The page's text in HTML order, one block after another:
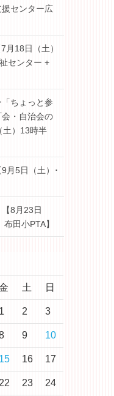
援センター広
月18日（土）
センター +
ちょっと参
・自治会の
土）13時半
月5日（土）･
8月23日
田小PTA】
土 日
1 2 3
9 10
15 16 17
22 23 24